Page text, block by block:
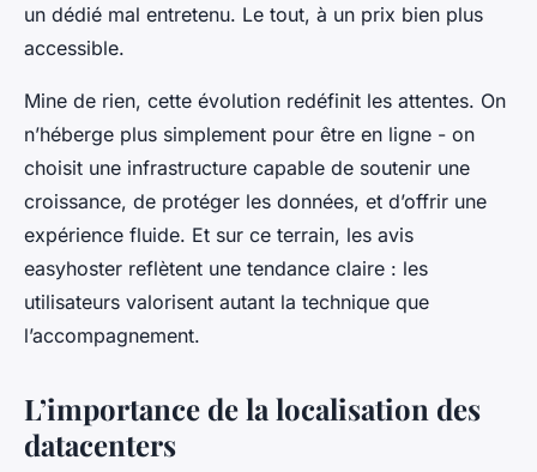
un dédié mal entretenu. Le tout, à un prix bien plus
accessible.
Mine de rien, cette évolution redéfinit les attentes. On
n’héberge plus simplement pour être en ligne - on
choisit une infrastructure capable de soutenir une
croissance, de protéger les données, et d’offrir une
expérience fluide. Et sur ce terrain, les avis
easyhoster reflètent une tendance claire : les
utilisateurs valorisent autant la technique que
l’accompagnement.
L’importance de la localisation des
datacenters